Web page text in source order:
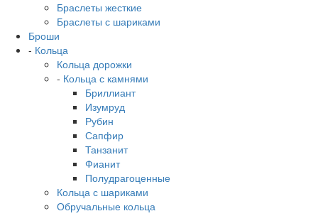
Браслеты жесткие
Браслеты с шариками
Броши
- Кольца
Кольца дорожки
- Кольца с камнями
Бриллиант
Изумруд
Рубин
Сапфир
Танзанит
Фианит
Полудрагоценные
Кольца с шариками
Обручальные кольца